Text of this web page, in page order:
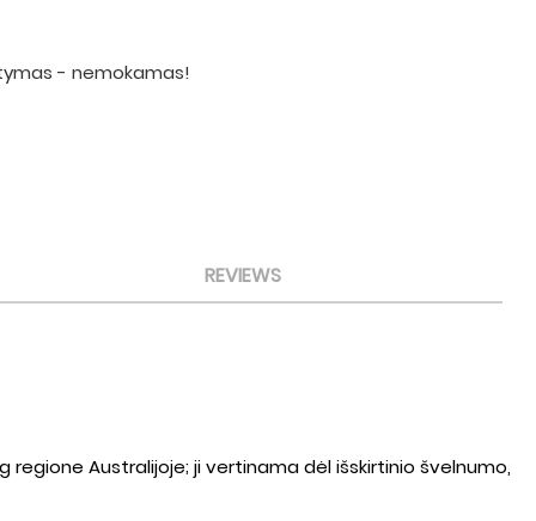
- nemokamas!
REVIEWS
regione Australijoje; ji vertinama dėl išskirtinio švelnumo,